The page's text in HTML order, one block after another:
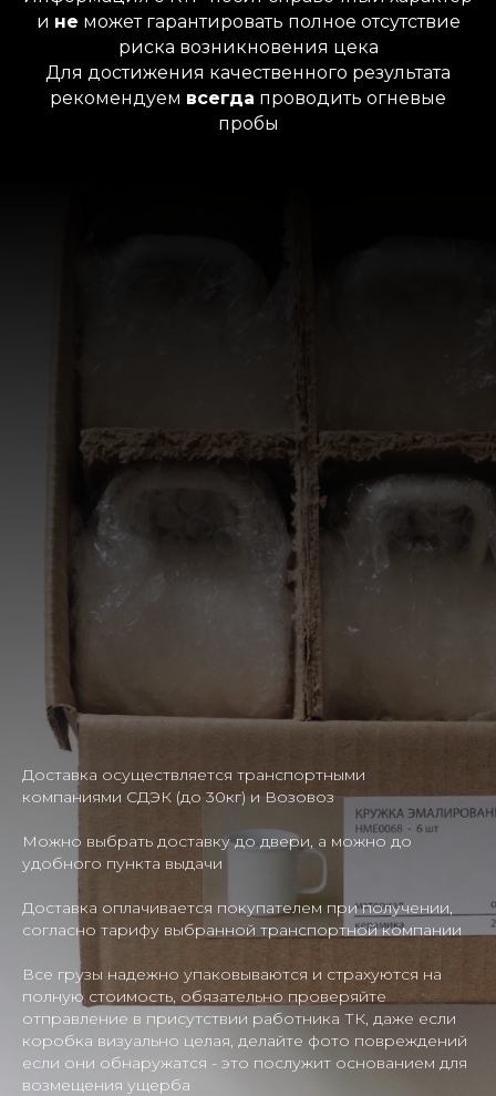
и не может гарантировать полное отсутствие
риска возникновения цека
Для достижения качественного результата
рекомендуем всегда проводить огневые
пробы
Доставка осуществляется транспортными
компаниями СДЭК (до 30кг) и Возовоз
Можно выбрать доставку до двери, а можно до
удобного пункта выдачи
Доставка оплачивается покупателем при получении,
согласно тарифу выбранной транспортной компании
Все грузы надежно упаковываются и страхуются на
полную стоимость, обязательно проверяйте
отправление в присутствии работника ТК, даже если
коробка визуально целая, делайте фото повреждений
если они обнаружатся - это послужит основанием для
возмещения ущерба